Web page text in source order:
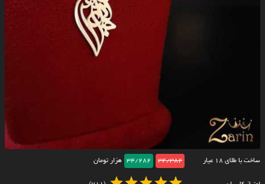
ساخت با طلای ۱۸ عیار 34/382
34/282 هزار تومان